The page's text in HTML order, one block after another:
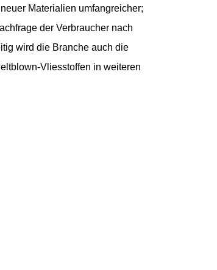
Materialien umfangreicher;
der Verbraucher nach
wird die Branche auch die
Vliesstoffen in weiteren